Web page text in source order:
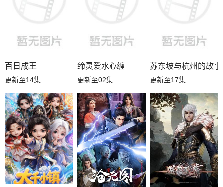
百日成王
更新至14集
缔灵爱水心缠
更新至02集
苏东坡与杭州的故事
更新至17集